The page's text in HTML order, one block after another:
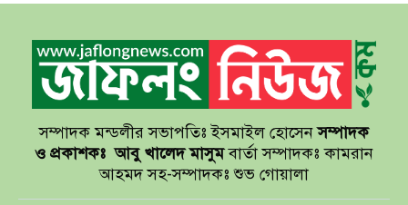
সেন্টমার্টিনের সব হোটেল-মোটেল-
রিসোর্টকে আশ্রয়কেন্দ্র ঘোষণা
বাখমুত পুনরুদ্ধারের দাবি ইউক্রেনের
সম্পাদক মন্ডলীর সভাপতিঃ ইসমাইল হোসেনসম্পাদক
ও প্রকাশকঃ আবু খালেদ মাসুমবার্তা সম্পাদকঃ কামরান
আহমদ সহ-সম্পাদকঃ শুভ গোয়ালা